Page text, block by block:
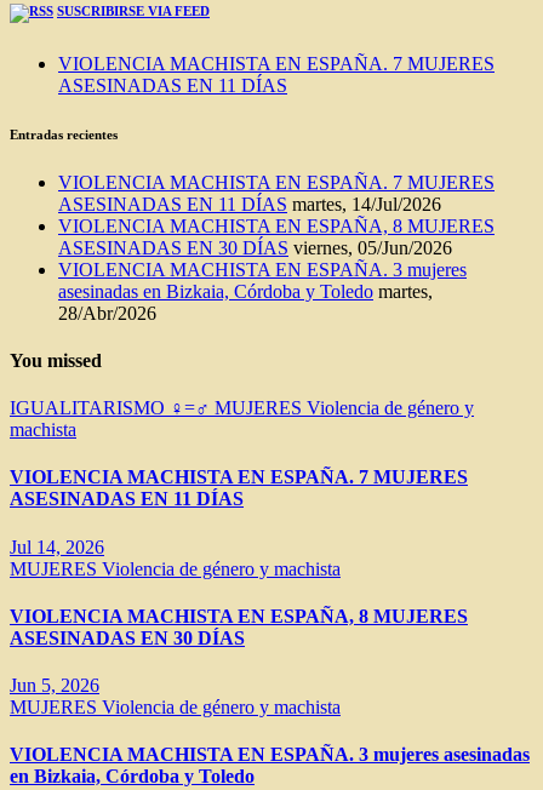
SUSCRIBIRSE VIA FEED
VIOLENCIA MACHISTA EN ESPAÑA. 7 MUJERES
ASESINADAS EN 11 DÍAS
Entradas recientes
VIOLENCIA MACHISTA EN ESPAÑA. 7 MUJERES
ASESINADAS EN 11 DÍAS martes, 14/Jul/2026
VIOLENCIA MACHISTA EN ESPAÑA, 8 MUJERES
ASESINADAS EN 30 DÍAS viernes, 05/Jun/2026
VIOLENCIA MACHISTA EN ESPAÑA. 3 mujeres
asesinadas en Bizkaia, Córdoba y Toledo martes,
28/Abr/2026
You missed
IGUALITARISMO ♀=♂ MUJERES Violencia de género y
machista
VIOLENCIA MACHISTA EN ESPAÑA. 7 MUJERES
ASESINADAS EN 11 DÍAS
Jul 14, 2026
MUJERES Violencia de género y machista
VIOLENCIA MACHISTA EN ESPAÑA, 8 MUJERES
ASESINADAS EN 30 DÍAS
Jun 5, 2026
MUJERES Violencia de género y machista
VIOLENCIA MACHISTA EN ESPAÑA. 3 mujeres asesinadas
en Bizkaia, Córdoba y Toledo